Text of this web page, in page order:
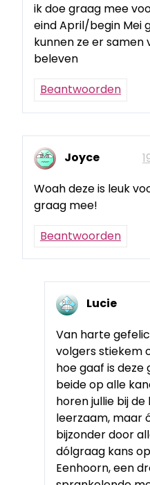
ik doe graag mee
eind April/begin Mei
kunnen ze er samen
beleven
Beantwoorden
Joyce
Woah deze is leuk
graag mee!
Beantwoorden
Lucie
Van harte
volgers stiekem
hoe gaaf is deze
beide op alle
horen jullie bij
leerzaam, maar
bijzonder door
dólgraag kans
Eenhoorn, een